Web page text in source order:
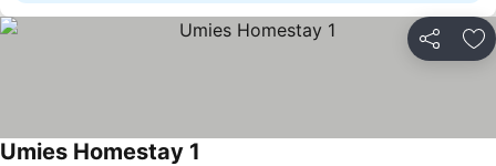
Kongsi
Umies Homestay 1